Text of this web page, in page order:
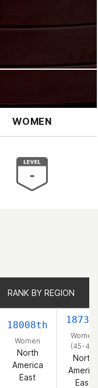
WOMEN
RANK BY REGION
18008th
Women
North
America
East
Women
(45-49)
North
East
RANK BY REGION